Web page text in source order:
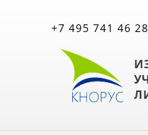
+7 495 741 46 28